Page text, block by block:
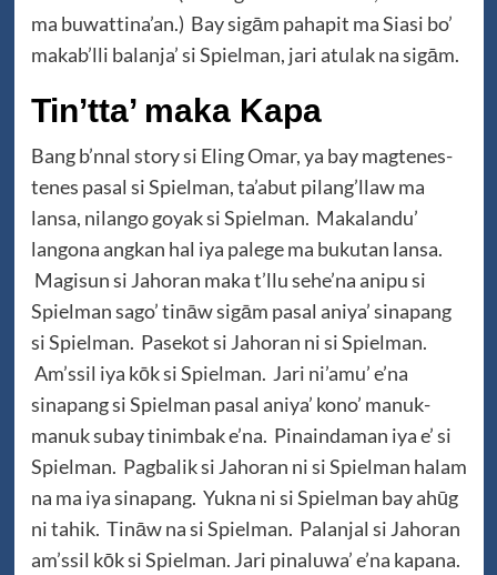
ma buwattina’an.) Bay sigām pahapit ma Siasi bo’
makab’lli balanja’ si Spielman, jari atulak na sigām.
Tin’tta’ maka Kapa
Bang b’nnal story si Eling Omar, ya bay magtenes-
tenes pasal si Spielman, ta’abut pilang’llaw ma
lansa, nilango goyak si Spielman. Makalandu’
langona angkan hal iya palege ma bukutan lansa.
Magisun si Jahoran maka t’llu sehe’na anipu si
Spielman sago’ tināw sigām pasal aniya’ sinapang
si Spielman. Pasekot si Jahoran ni si Spielman.
Am’ssil iya kōk si Spielman. Jari ni’amu’ e’na
sinapang si Spielman pasal aniya’ kono’ manuk-
manuk subay tinimbak e’na. Pinaindaman iya e’ si
Spielman. Pagbalik si Jahoran ni si Spielman halam
na ma iya sinapang. Yukna ni si Spielman bay ahūg
ni tahik. Tināw na si Spielman. Palanjal si Jahoran
am’ssil kōk si Spielman. Jari pinaluwa’ e’na kapana.